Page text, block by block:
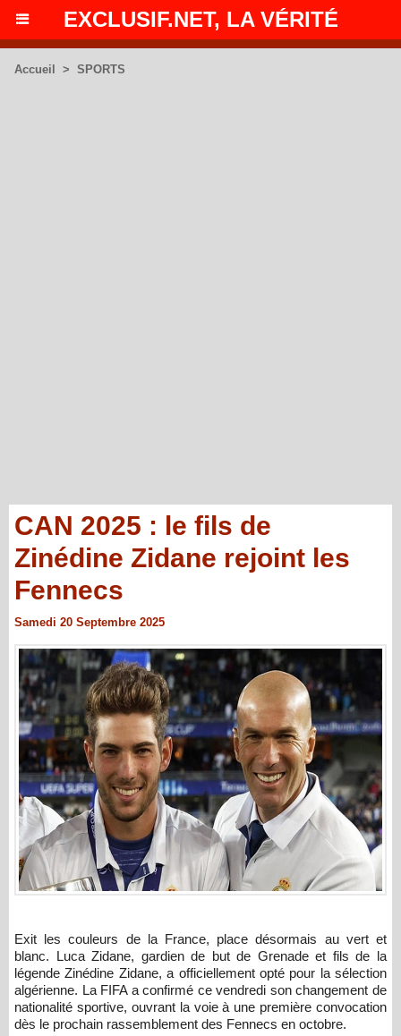
EXCLUSIF.NET, LA VÉRITÉ
Accueil > SPORTS
CAN 2025 : le fils de
Zinédine Zidane rejoint les
Fennecs
Samedi 20 Septembre 2025
Exit les couleurs de la France, place désormais au vert et
blanc. Luca Zidane, gardien de but de Grenade et fils de la
légende Zinédine Zidane, a officiellement opté pour la sélection
algérienne. La FIFA a confirmé ce vendredi son changement de
nationalité sportive, ouvrant la voie à une première convocation
dès le prochain rassemblement des Fennecs en octobre.